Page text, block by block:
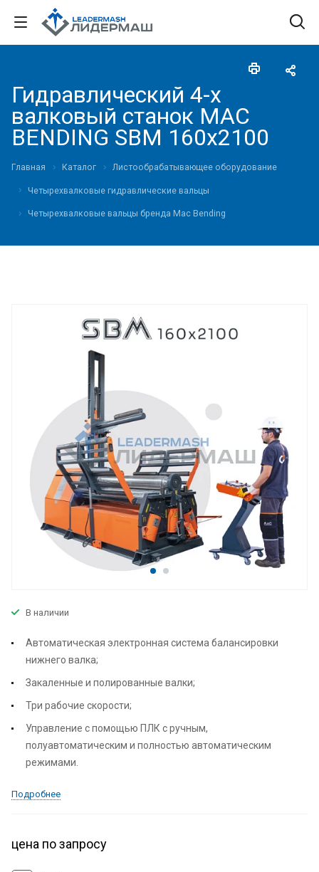
Гидравлический 4-х
валковый станок MAC
BENDING SBM 160х2100
Главная Каталог Листообрабатывающее оборудование
Четырехвалковые гидравлические вальцы
Четырехвалковые вальцы бренда Mac Bending
В наличии
Автоматическая электронная система балансировки
нижнего валка;
Закаленные и полированные валки;
Три рабочие скорости;
Управление с помощью ПЛК с ручным,
полуавтоматическим и полностью автоматическим
режимами.
Подробнее
цена по запросу